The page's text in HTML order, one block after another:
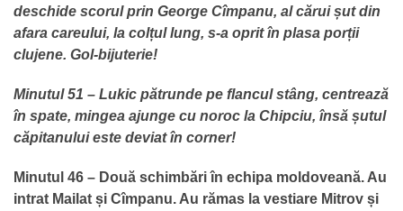
deschide scorul prin George Cîmpanu, al cărui șut din
afara careului, la colțul lung, s-a oprit în plasa porții
clujene. Gol-bijuterie!
Minutul 51 – Lukic pătrunde pe flancul stâng, centrează
în spate, mingea ajunge cu noroc la Chipciu, însă șutul
căpitanului este deviat în corner!
Minutul 46 – Două schimbări în echipa moldoveană. Au
intrat Mailat și Cîmpanu. Au rămas la vestiare Mitrov și